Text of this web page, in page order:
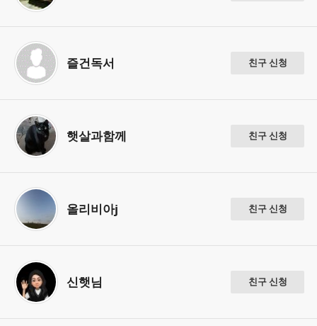
즐건독서 친구 신청
햇살과함께 친구 신청
올리비아j 친구 신청
신햇님 친구 신청